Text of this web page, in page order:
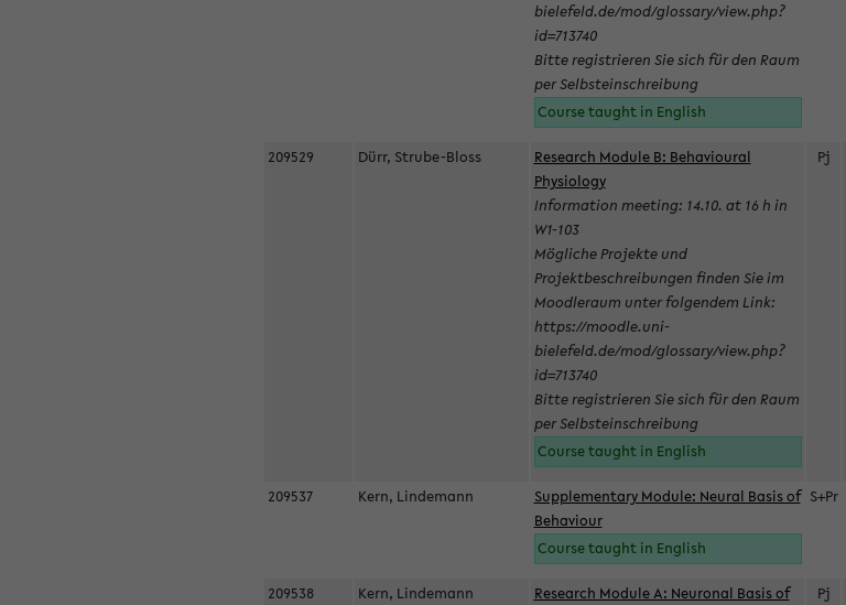
bielefeld.de/mod/glossary/view.php?
id=713740
Bitte registrieren Sie sich für den Raum
per Selbsteinschreibung
Course taught in English
209529 Dürr, Strube-Bloss
Research Module B: Behavioural
Physiology
Information meeting: 14.10. at 16 h in
W1-103
Mögliche Projekte und
Projektbeschreibungen finden Sie im
Moodleraum unter folgendem Link:
https://moodle.uni-
bielefeld.de/mod/glossary/view.php?
id=713740
Bitte registrieren Sie sich für den Raum
per Selbsteinschreibung
Course taught in English
Pj
209537 Kern, Lindemann
Supplementary Module: Neural Basis of
Behaviour
Course taught in English
S+Pr
209538 Kern, Lindemann
Research Module A: Neuronal Basis of
Pj